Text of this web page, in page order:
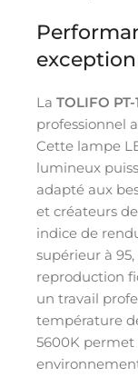
La TOLIFO PT-
professionnel
Cette lampe
lumineux
adapté aux
et créateurs
indice de
supérieur à 95,
reproduction
un travail
température
5600K permet